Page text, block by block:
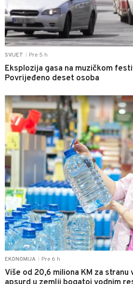
SVIJET Pre 5 h
Eksplozija gasa na muzičkom
Povrijeđeno deset osoba
EKONOMIJA Pre 6 h
Više od 20,6 miliona KM za stranu